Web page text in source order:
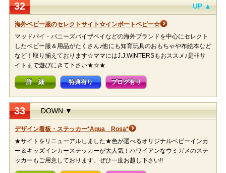
32 UP ▲
海外ベビー服のセレクトサイト☆インポートベビー☆
マッドパイ・バニーズバイザベイなどの海外ブランドを中心にセレクト
したベビー服＆用品がたくさん♪他にも知育玩具のおもちゃや布絵本など
など！取り揃えております☆ママにはJ.J.WINTERSもおススメ♪是非サ
イトまで遊びにきて下さい★☆★
詳 細 特典有り ブログ有り
33 DOWN ▼
デザイン看板・ステッカー*Aqua Rosa*
★サイトをリニューアルしました★色が選べるオリジナルベビーインカ
ー＆キッズインカーステッカーが大人気！ハワイアンなウミガメのステ
ッカーもご用意しております。ぜひ一度お越し下さい!!